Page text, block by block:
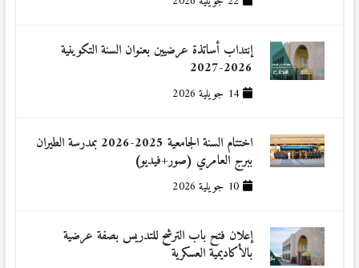
إنتداب أساتذة عرضيين بعنوان السنة التكوينية
2026-2027
اختتام السنة الجامعية 2025-2026 بمدرسة الطيران
ببرج العامري (صور+فيديو)
إعلان فتح باب الترشح للتدريس بصفة عرضية
بالأكاديمية العسكرية